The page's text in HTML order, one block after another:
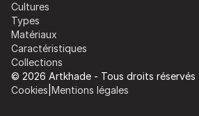
Cultures
Types
Matériaux
Caractéristiques
Collections
© 2026 Artkhade - Tous droits réservés
Cookies Mentions légales